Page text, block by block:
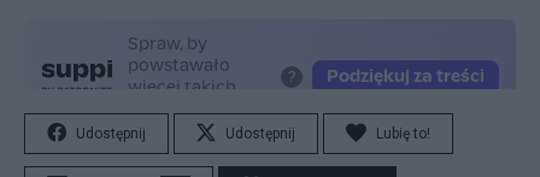
Udostępnij Udostępnij Lubię to!